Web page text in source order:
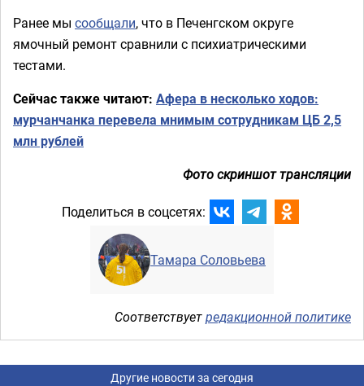
Ранее мы сообщали, что в Печенгском округе
ямочный ремонт сравнили с психиатрическими
тестами.
Сейчас также читают: Афера в несколько ходов:
мурчанчанка перевела мнимым сотрудникам ЦБ 2,5
млн рублей
Фото скриншот трансляции
Поделиться в соцсетях:
Тамара Соловьева
Соответствуетредакционной политике
Другие новости за сегодня